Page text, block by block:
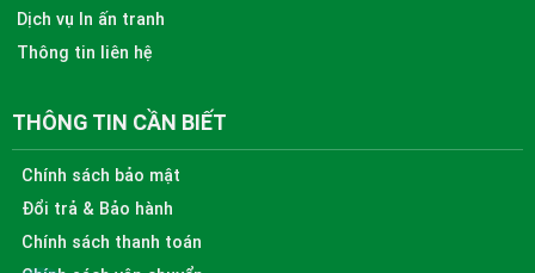
Dịch vụ In ấn tranh
Thông tin liên hệ
THÔNG TIN CẦN BIẾT
Chính sách bảo mật
Đổi trả & Bảo hành
Chính sách thanh toán